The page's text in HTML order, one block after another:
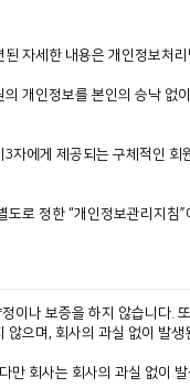
자세한 내용은 개인정보처
인정보를 본인의 승낙
에게 제공되는 구체적인
로 정한 “개인정보관리지침”
이나 보증을 하지 않습니
으며, 회사의 과실 없이 발
회사는 회사의 과실 없이